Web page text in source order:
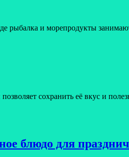
рыбалка и морепродукты
сохранить её вкус и
блюдо для